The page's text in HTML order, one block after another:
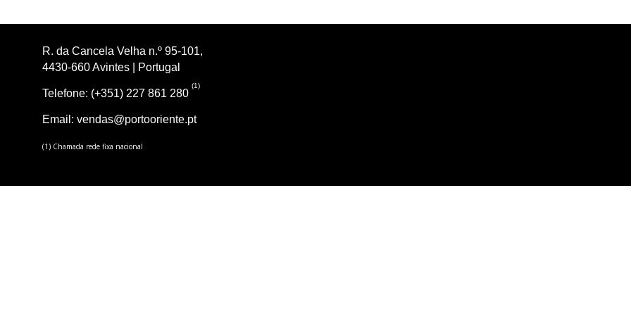
R. da Cancela Velha n.º 95-101,
4430-660 Avintes | Portugal
Telefone: (+351) 227 861 280
(1)
Email:vendas@portooriente.pt
(1) Chamada rede fixa nacional